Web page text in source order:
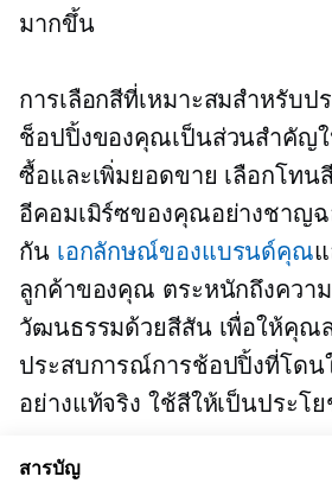
มากขึ้น
การเลือกสีที่เหมาะสมสำหรับป
ช็อปปิ้งของคุณเป็นส่วนสำคัญ
ซื้อและเพิ่มยอดขาย เลือกโทน
อีคอมเมิร์ซของคุณอย่างชาญฉ
กัน เอกลักษณ์ของแบรนด์คุณ
ลูกค้าของคุณ ตระหนักถึงความ
วัฒนธรรมด้วยสีสัน เพื่อให้คุณ
ประสบการณ์การช้อปปิ้งที่โด
อย่างแท้จริง ใช้สีให้เป็นประโ
สารบัญ